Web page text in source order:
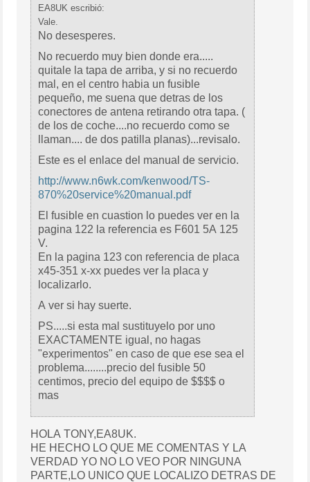
EA8UK escribió:
Vale.
No desesperes.
No recuerdo muy bien donde era.....
quitale la tapa de arriba, y si no recuerdo
mal, en el centro habia un fusible
pequeño, me suena que detras de los
conectores de antena retirando otra tapa. (
de los de coche....no recuerdo como se
llaman.... de dos patilla planas)...revisalo.
Este es el enlace del manual de servicio.
http://www.n6wk.com/kenwood/TS-
870%20service%20manual.pdf
El fusible en cuastion lo puedes ver en la
pagina 122 la referencia es F601 5A 125
V.
En la pagina 123 con referencia de placa
x45-351 x-xx puedes ver la placa y
localizarlo.
A ver si hay suerte.
PS.....si esta mal sustituyelo por uno
EXACTAMENTE igual, no hagas
"experimentos" en caso de que ese sea el
problema........precio del fusible 50
centimos, precio del equipo de $$$$ o
mas
HOLA TONY,EA8UK.
HE HECHO LO QUE ME COMENTAS Y LA
VERDAD YO NO LO VEO POR NINGUNA
PARTE,LO UNICO QUE LOCALIZO DETRAS DE